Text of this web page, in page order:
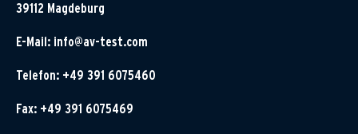
39112 Magdeburg
E-Mail: info@av-test.com
Telefon: +49 391 6075460
Fax: +49 391 6075469